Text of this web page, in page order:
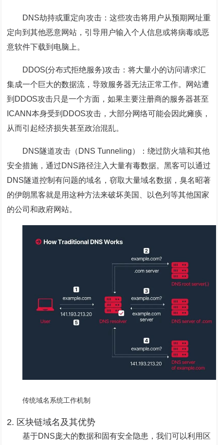
DNS劫持或重定向攻击：这些攻击将用户从预期网址重
定向到其他恶意网站，引导用户输入个人信息或将病毒或恶
意软件下载到电脑上。
DDOS(分布式拒绝服务)攻击：将大量小的访问请求汇
集成一个巨大的数据流，导致服务器无法正常工作。网站遭
到DDOS攻击只是一个方面，如果主要注册商的服务器甚至
ICANN本身受到DDOS攻击，大部分网络可能会因此瘫痪，
从而引起经济损失甚至政治混乱。
DNS隧道攻击（DNS Tunneling）：绕过防火墙和其他
安全措施，通过DNS路径注入大量有毒数据。黑客可以通过
DNS隧道控制有问题的域名，窃取大量域名数据，臭名昭著
的伊朗黑客就是用这种方法来破坏美国、以色列等其他国家
的公司和政府网站。
传统域名系统工作机制
2. 区块链域名及其优势
基于DNS庞大的数据和固有安全隐患，我们可以利用区